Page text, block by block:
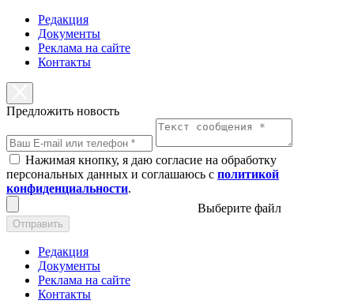
Редакция
Документы
Реклама на сайте
Контакты
Предложить новость
Нажимая кнопку, я даю согласие на обработку
персональных данных и соглашаюсь с политикой
конфиденциальности.
Выберите файл
Отправить
Редакция
Документы
Реклама на сайте
Контакты